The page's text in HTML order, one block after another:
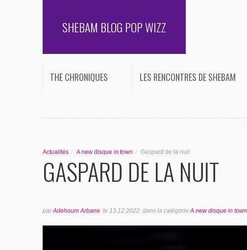
SHEBAM BLOG POP WIZZ
THE CHRONIQUES LES RENCONTRES DE SHEBAM
Actualités / A new disque in town / Gaspard de la nuit
GASPARD DE LA NUIT
parAdehoum Arbane le 13.12.2022 dans la catégorieA new disque in town